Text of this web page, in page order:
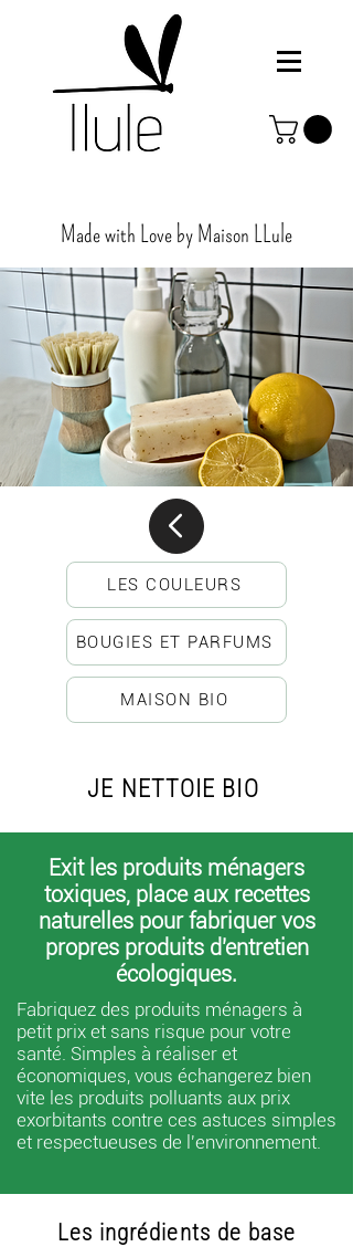
Made with Love by Maison LLule
LES COULEURS
BOUGIES ET PARFUMS
MAISON BIO
JE NETTOIE BIO
Exit les produits ménagers
toxiques, place aux recettes
naturelles pour fabriquer vos
propres produits d'entretien
écologiques.
Fabriquez des produits ménagers à
petit prix et sans risque pour votre
santé. Simples à réaliser et
économiques, vous échangerez bien
vite les produits polluants aux prix
exorbitants contre ces astuces simples
et respectueuses de l'environnement.
Les ingrédients de base